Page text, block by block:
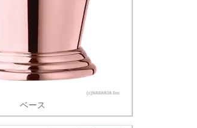
ベース